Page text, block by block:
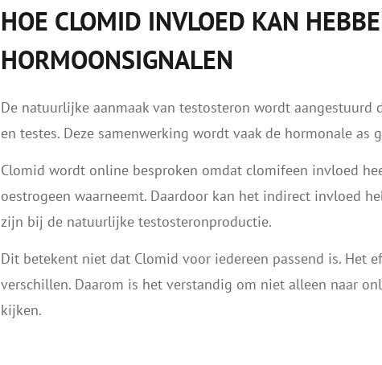
HOE CLOMID INVLOED KAN
HORMOONSIGNALEN
De natuurlijke aanmaak van testosteron wordt aangestuurd
en testes. Deze samenwerking wordt vaak de hormonale as
Clomid wordt online besproken omdat clomifeen invloed
oestrogeen waarneemt. Daardoor kan het indirect invloed
zijn bij de natuurlijke testosteronproductie.
Dit betekent niet dat Clomid voor iedereen passend is. Het
verschillen. Daarom is het verstandig om niet alleen naar
kijken.